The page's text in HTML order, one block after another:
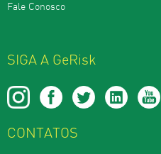
Fale Conosco
SIGA A GeRisk
CONTATOS